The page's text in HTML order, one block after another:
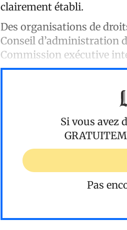
clairement établi.
Des organisations de
Conseil d’administration
Commission exécutive
Si vous avez
Pas